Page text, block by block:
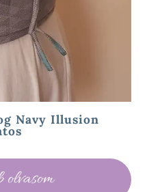
Navy Illusion
olvasom